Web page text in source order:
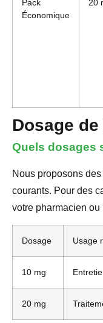
Pack
Économique
20
Dosage de
Quels dosages
Nous proposons
courants. Pour des
votre pharmacien
Dosage Usage
10 mg
20 mg